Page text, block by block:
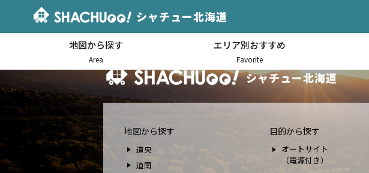
シャチュー北海道
地図から探す
Area
エリア別おすすめ
Favorite
北海道キャンピングカー車中泊スポット情報
シャチュー北海道
地図から探す
道央
道南
目的から探す
オートサイト
（電源付き）